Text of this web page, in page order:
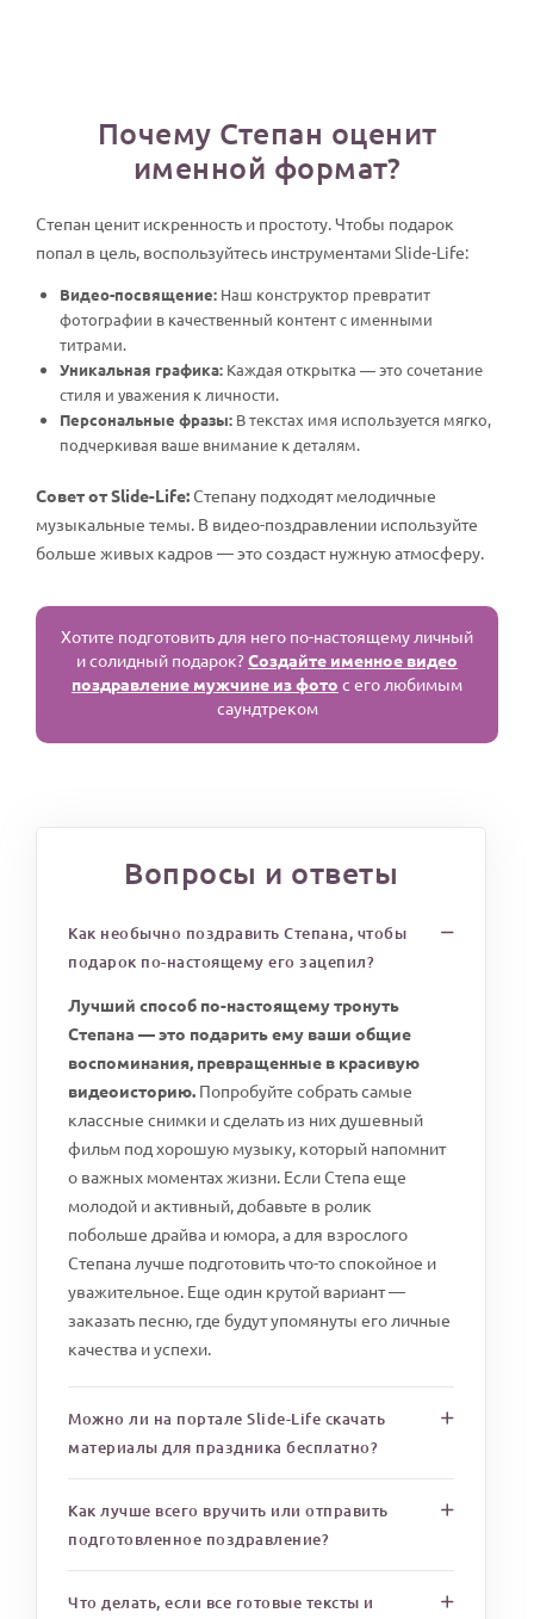
Почему Степан оценит
именной формат?
Степан ценит искренность и простоту. Чтобы подарок
попал в цель, воспользуйтесь инструментами Slide-Life:
Видео-посвящение: Наш конструктор превратит
фотографии в качественный контент с именными
титрами.
Уникальная графика: Каждая открытка — это сочетание
стиля и уважения к личности.
Персональные фразы: В текстах имя используется мягко,
подчеркивая ваше внимание к деталям.
Совет от Slide-Life:Степану подходят мелодичные
музыкальные темы. В видео-поздравлении используйте
больше живых кадров — это создаст нужную атмосферу.
Хотите подготовить для него по-настоящему личный
и солидный подарок?Создайте именное видео
поздравление мужчине из фото с его любимым
саундтреком
Вопросы и ответы
Как необычно поздравить Степана, чтобы
подарок по-настоящему его зацепил?
Лучший способ по-настоящему тронуть
Степана — это подарить ему ваши общие
воспоминания, превращенные в красивую
видеоисторию. Попробуйте собрать самые
классные снимки и сделать из них душевный
фильм под хорошую музыку, который напомнит
о важных моментах жизни. Если Степа еще
молодой и активный, добавьте в ролик
побольше драйва и юмора, а для взрослого
Степана лучше подготовить что-то спокойное и
уважительное. Еще один крутой вариант —
заказать песню, где будут упомянуты его личные
качества и успехи.
Можно ли на портале Slide-Life скачать
материалы для праздника бесплатно?
Как лучше всего вручить или отправить
подготовленное поздравление?
Что делать, если все готовые тексты и